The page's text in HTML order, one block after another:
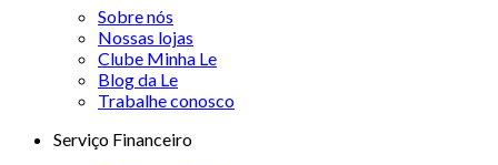
Sobre nós
Nossas lojas
Clube Minha Le
Blog da Le
Trabalhe conosco
Serviço Financeiro